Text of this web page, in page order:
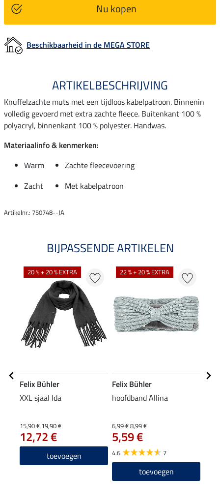
Nu kopen
Beschikbaarheid in de MEGA STORE
ARTIKELBESCHRIJVING
Knuffelzachte muts met een tijdloos kabelpatroon. Binnenin
volledig gevoerd met extra zachte fleece. Buitenkant 100 %
polyacryl, binnenkant 100 % polyester. Handwas.
Materiaalinfo & kenmerken:
Warm
Zachte fleecevoering
Zacht
Met kabelpatroon
Artikelnr.: 750748--JA
BIJPASSENDE ARTIKELEN
20 % + 20 % EXTRA
Felix Bühler
XXL sjaal Ida
15,90 €19,90 €
12,72 €
toevoegen
22 % + 20 % EXTRA
Felix Bühler
hoofdband Allina
6,99 €8,99 €
5,59 €
4.6 7
toevoegen